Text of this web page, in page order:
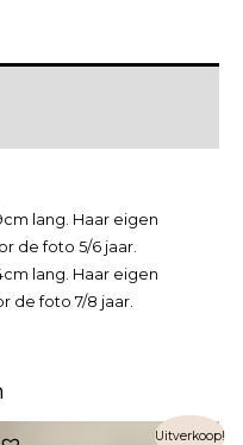
lang. Haar eigen
de foto 5/6 jaar.
lang. Haar eigen
de foto 7/8 jaar.
Uitverkoop!